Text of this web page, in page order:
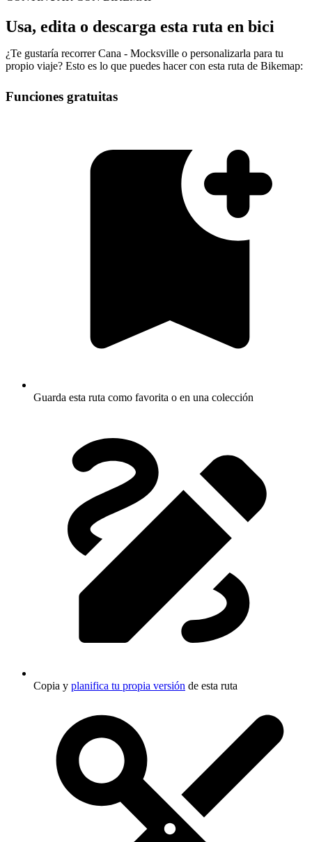
Usa, edita o descarga esta ruta en bici
¿Te gustaría recorrer Cana - Mocksville o personalizarla para tu
propio viaje? Esto es lo que puedes hacer con esta ruta de Bikemap:
Funciones gratuitas
Guarda esta ruta como favorita o en una colección
Copia y planifica tu propia versión de esta ruta